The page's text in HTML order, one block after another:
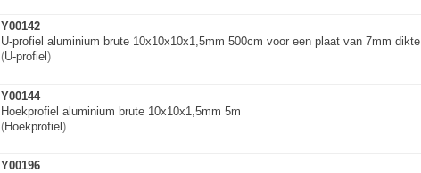
Y00142
U-profiel aluminium brute 10x10x10x1,5mm 500cm voor een plaat van 7mm dikte
(U-profiel )
Y00144
Hoekprofiel aluminium brute 10x10x1,5mm 5m
(Hoekprofiel )
Y00196